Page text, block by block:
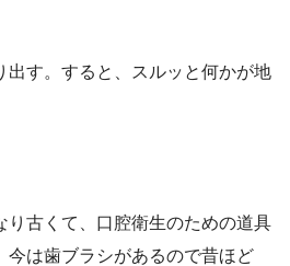
出す。すると、スルッと何かが地
り古くて、口腔衛生のための道具
今は歯ブラシがあるので昔ほど